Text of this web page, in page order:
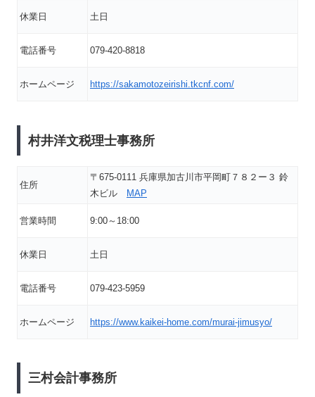
休業日 土日
電話番号 079-420-8818
ホームページ https://sakamotozeirishi.tkcnf.com/
村井洋文税理士事務所
住所
〒675-0111 兵庫県加古川市平岡町７８２ー３ 鈴
木ビル MAP
営業時間 9:00～18:00
休業日 土日
電話番号 079-423-5959
ホームページ https://www.kaikei-home.com/murai-jimusyo/
三村会計事務所